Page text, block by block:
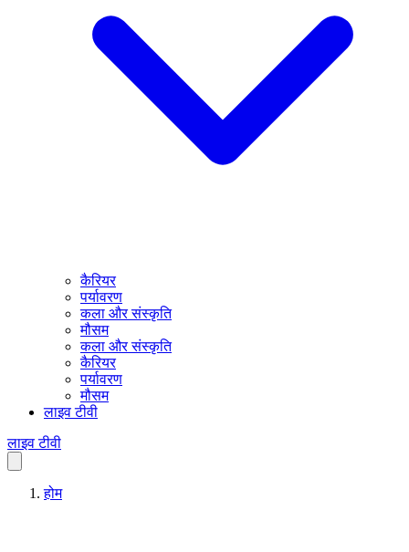
कैरियर
पर्यावरण
कला और संस्कृति
मौसम
कला और संस्कृति
कैरियर
पर्यावरण
मौसम
लाइव टीवी
लाइव टीवी
होम